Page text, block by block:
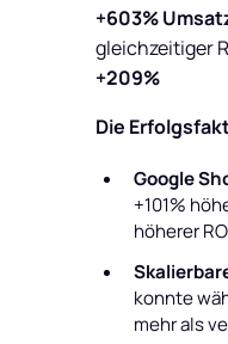
+603%
gleichzeitiger
+209%
Die
Google
+101%
höherer
konnte
mehr als